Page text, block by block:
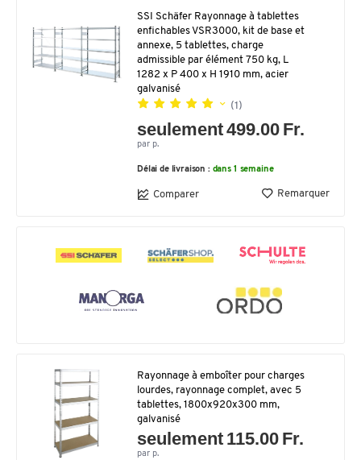
SSI Schäfer Rayonnage à tablettes
enfichables VSR3000, kit de base et
annexe, 5 tablettes, charge
admissible par élément 750 kg, L
1282 x P 400 x H 1910 mm, acier
galvanisé
(1)
seulement 499.00 Fr.
par p.
Délai de livraison : dans 1 semaine
Comparer Remarquer
Rayonnage à emboîter pour charges
lourdes, rayonnage complet, avec 5
tablettes, 1800x920x300 mm,
galvanisé
seulement 115.00 Fr.
par p.